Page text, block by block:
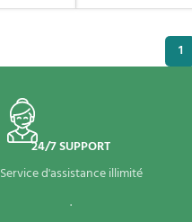
1
24/7 SUPPORT
Service d'assistance illimité
.